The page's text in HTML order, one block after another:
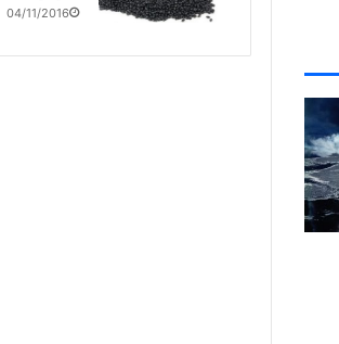
04/11/2016